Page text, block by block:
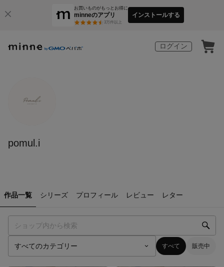
お買いものがもっとお得に
minneのアプリ
3万件以上
インストールする
ログイン
pomul.i
作品一覧 シリーズ プロフィール レビュー レター
すべて 販売中